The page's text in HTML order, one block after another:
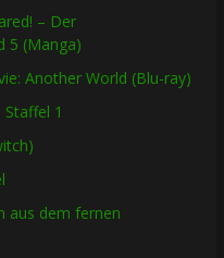
– Der
5 (Manga)
Another World (Blu-ray)
1
aus dem fernen